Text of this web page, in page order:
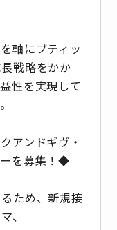
軸にブティッ
戦略をかか
性を実現して
アンドギヴ・
を募集！◆
ため、新規接
、